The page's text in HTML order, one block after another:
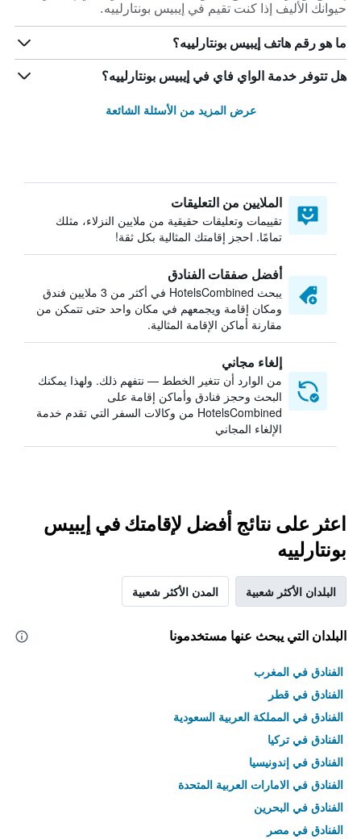
حيوانك الأليف إذا كنت تقيم في إيبيس بونتارلييه.
ما هو رقم هاتف إيبيس بونتارلييه؟
هل تتوفر خدمة الواي فاي في إيبيس بونتارلييه؟
عرض المزيد من الأسئلة الشائعة
الملايين من التعليقات
تقييمات وتعليقات حقيقية من ملايين النزلاء، مثلك
تمامًا. احجز إقامتك المثالية بكل ثقة!
أفضل صفقات الفنادق
يبحث HotelsCombined في أكثر من 3 ملايين فندق
ومكان إقامة ويجمعهم في مكان واحد حتى تتمكن من
مقارنة أماكن الإقامة المثالية.
إلغاء مجاني
من الوارد أن تتغير الخطط — نتفهم ذلك. ولهذا يمكنك
البحث وحجز فنادق وأماكن إقامة على
HotelsCombined من وكالات السفر التي تقدم خدمة
الإلغاء المجاني
اعثر على نتائج أفضل لإقامتك في إيبيس
بونتارلييه
البلدان الأكثر شعبية المدن الأكثر شعبية
البلدان التي يبحث عنها مستخدمونا
الفنادق في المغرب
الفنادق في قطر
الفنادق في المملكة العربية السعودية
الفنادق في تركيا
الفنادق في إندونيسيا
الفنادق في الامارات العربية المتحدة
الفنادق في البحرين
الفنادق في مصر